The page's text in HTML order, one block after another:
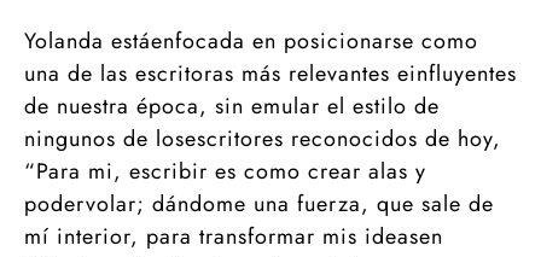
Yolanda estáenfocada en posicionarse como
una de las escritoras más relevantes einfluyentes
de nuestra época, sin emular el estilo de
ningunos de losescritores reconocidos de hoy,
“Para mi, escribir es como crear alas y
podervolar; dándome una fuerza, que sale de
mí interior, para transformar mis ideasen